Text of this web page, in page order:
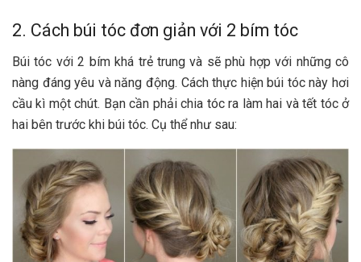
2. Cách búi tóc đơn giản với 2 bím tóc
Búi tóc với 2 bím khá trẻ trung và sẽ phù hợp với những cô
nàng đáng yêu và năng động. Cách thực hiện búi tóc này hơi
cầu kì một chút. Bạn cần phải chia tóc ra làm hai và tết tóc ở
hai bên trước khi búi tóc. Cụ thể như sau: